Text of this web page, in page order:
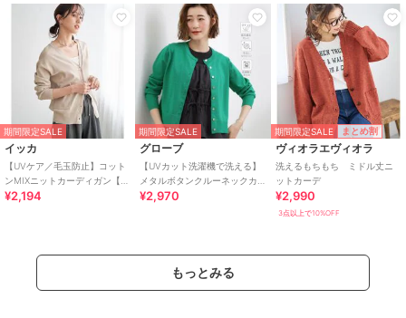
期間限定SALE
イッカ
【UVケア／毛玉防止】コット
ンMIXニットカーディガン【洗
濯機で洗える】
¥2,194
期間限定SALE
グローブ
【UVカット洗濯機で洗える】
メタルボタンクルーネックカ
ーディガン
¥2,970
期間限定SALE まとめ割
ヴィオラエヴィオラ
洗えるもちもち ミドル丈ニ
ットカーデ
¥2,990
3点以上で10%OFF
もっとみる